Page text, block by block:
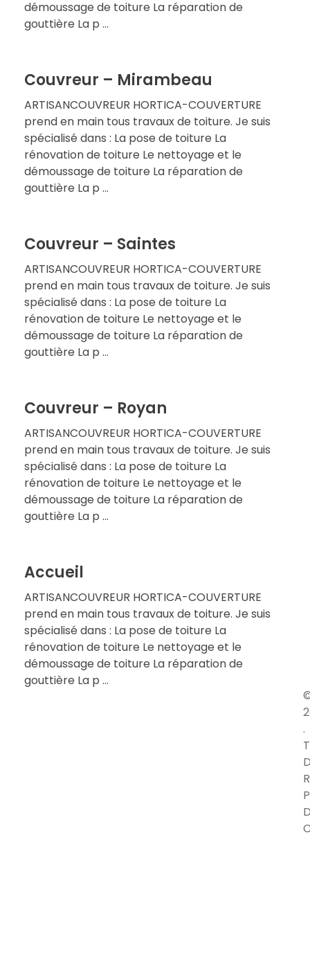
démoussage de toiture La réparation de
gouttière La p ...
Couvreur – Mirambeau
ARTISANCOUVREUR HORTICA-COUVERTURE
prend en main tous travaux de toiture. Je suis
spécialisé dans : La pose de toiture La
rénovation de toiture Le nettoyage et le
démoussage de toiture La réparation de
gouttière La p ...
Couvreur – Saintes
ARTISANCOUVREUR HORTICA-COUVERTURE
prend en main tous travaux de toiture. Je suis
spécialisé dans : La pose de toiture La
rénovation de toiture Le nettoyage et le
démoussage de toiture La réparation de
gouttière La p ...
Couvreur – Royan
ARTISANCOUVREUR HORTICA-COUVERTURE
prend en main tous travaux de toiture. Je suis
spécialisé dans : La pose de toiture La
rénovation de toiture Le nettoyage et le
démoussage de toiture La réparation de
gouttière La p ...
Accueil
ARTISANCOUVREUR HORTICA-COUVERTURE
prend en main tous travaux de toiture. Je suis
spécialisé dans : La pose de toiture La
rénovation de toiture Le nettoyage et le
démoussage de toiture La réparation de
gouttière La p ...
.